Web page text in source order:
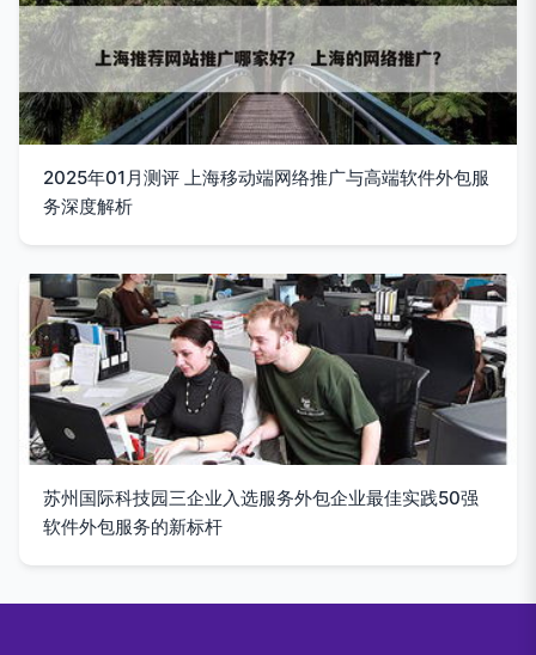
2025年01月测评 上海移动端网络推广与高端软件外包服
务深度解析
苏州国际科技园三企业入选服务外包企业最佳实践50强
软件外包服务的新标杆